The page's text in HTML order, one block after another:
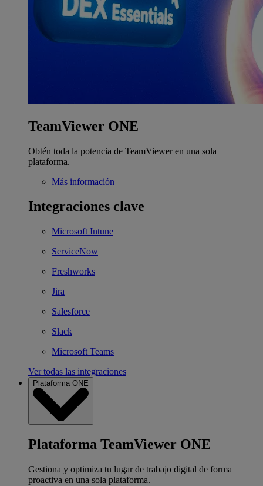
TeamViewer ONE
Obtén toda la potencia de TeamViewer en una sola
plataforma.
Más información
Integraciones clave
Microsoft Intune
ServiceNow
Freshworks
Jira
Salesforce
Slack
Microsoft Teams
Ver todas las integraciones
Plataforma ONE
Plataforma TeamViewer ONE
Gestiona y optimiza tu lugar de trabajo digital de forma
proactiva en una sola plataforma.